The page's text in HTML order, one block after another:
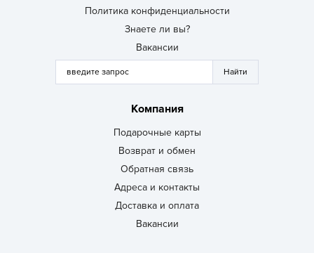
Политика конфиденциальности
Знаете ли вы?
Вакансии
Компания
Подарочные карты
Возврат и обмен
Обратная связь
Адреса и контакты
Доставка и оплата
Вакансии